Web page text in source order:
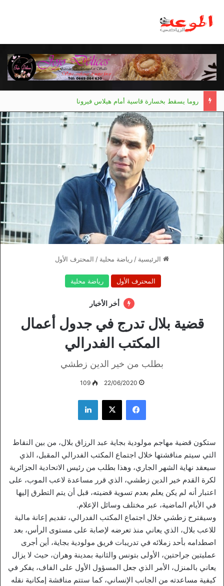
روما يسقط بخسارة قاسية أمام هيلاس فيرونا
الرئيسية /رياضة محلية / المحترف الأول
المحترف الأول رياضة محلية
أخر الأخبار
قضية بلال تدرج في جدول أعمال
المكتب الفدرالي
بطلب من خير الدين زطشي
22/06/2020
109
فيسبوك ‫X لينكدإن
ستكون قضية مهاجم مولودية بجاية عبد الرزاق بلال، من بين النقاط
التي سيتم مناقشتها خلال اجتماع المكتب الفدرالي المقبل، الذي
سيعقد نهاية الشهر الجاري، وهذا بطلب من رئيس الاتحادية الجزائرية
لكرة القدم خير الدين زطشي، الذي قرر مساعدة لاعب الموب، على
اعتبار أنه لم يكن يعلم بعدم تسوية قضيته، قبل أن يتم التطرق إليها
في الأيام الماضية، عبر مختلف وسائل الإعلام.
وسيقترح زطشي خلال اجتماع المكتب الفدرالي، تقديم إعانة مالية
للاعب بلال، الذي يعاني منذ تعرضه لإصابة على مستوى الرأس، بعد
اصطدامه بأحد زملائه في تدريبات فريق مولودية بجاية، أين أجرى
عمليتين جراحتين، الأولى بتونس والثانية بمدينة وهران، حيث لا يزال
يعاني بالمنزل، الأمر الذي جعل المسؤول الأول على الفاف، يفكر في
كيفية مساعدته من الجانب الإنساني، كما ستتم مناقشة إمكانية نقله